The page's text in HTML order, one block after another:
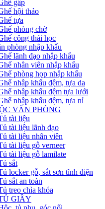
gấp
hội thảo
tựa
phòng chờ
công thái học
phòng nhập khẩu
lãnh đạo nhập khẩu
nhân viên nhập khẩu
phòng họp nhập khẩu
nhập khẩu đệm, tựa da
nhập khẩu đệm tựa lưới
nhập khẩu đệm, tựa nỉ
VĂN PHÒNG
tài liệu
tài liệu lãnh đạo
tài liệu nhân viên
tài liệu gỗ verneer
tài liệu gỗ lamilate
sắt
locker gỗ, sắt sơn tĩnh điện
sắt an toàn
treo chìa khóa
GIẦY